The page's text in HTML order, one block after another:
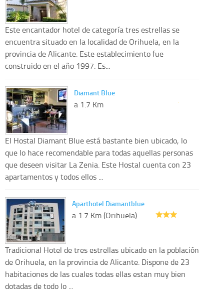
Este encantador hotel de categoría tres estrellas se
encuentra situado en la localidad de Orihuela, en la
provincia de Alicante. Este establecimiento fue
construido en el año 1997. Es...
Diamant Blue
a 1.7 Km
El Hostal Diamant Blue está bastante bien ubicado, lo
que lo hace recomendable para todas aquellas personas
que deseen visitar La Zenia. Este Hostal cuenta con 23
apartamentos y todos ellos ...
Aparthotel Diamantblue
a 1.7 Km (Orihuela)
Tradicional Hotel de tres estrellas ubicado en la población
de Orihuela, en la provincia de Alicante. Dispone de 23
habitaciones de las cuales todas ellas estan muy bien
dotadas de todo lo ...